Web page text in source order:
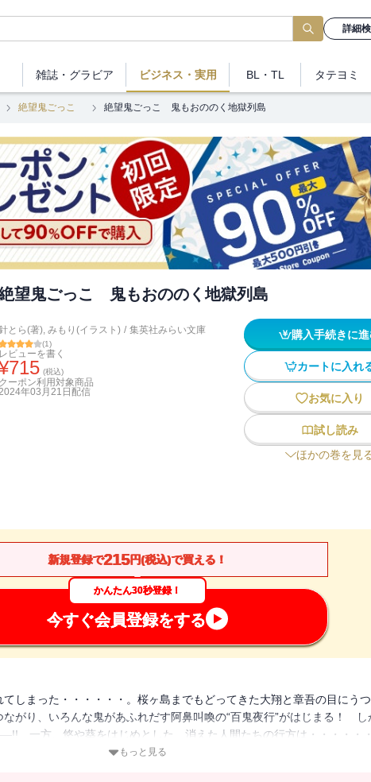
詳細
雑誌・ グラビア ビジネス ・実用 BL・TL タテヨミ
絶望鬼ごっこ 絶望鬼ごっこ 鬼もおののく地獄列島
望鬼ごっこ 鬼もおののく地獄列島
とら(著), みもり(イラスト) / 集英社みらい文庫
(1)
レビューを書く
715 (税込)
クーポン利用対象商品
年03月21日 配信
購入手続きに
カートに入れ
お気に入り
試し読み
ほかの巻を見
新規登録で215円(税込)で買える！
かんたん30秒登録！
今すぐ会員登録をする
しまった・・・・・・。桜ヶ島までもどってきた大翔と章吾の目にうつ
ながり、いろんな鬼があふれだす阿鼻叫喚の“百鬼夜行”がはじまる！ し
一方、悠や葵をはじめとした、消えた人間たちの行方は・・・・
受ける大人気シリーズ第23弾！
もっと見る